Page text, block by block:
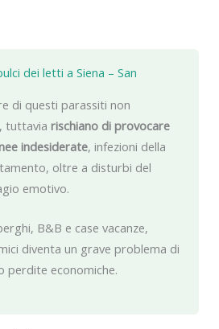
dei letti a Siena – San
di questi parassiti non
tuttavia rischiano di provocare
indesiderate, infezioni della
oltre a disturbi del
emotivo.
B&B e case vacanze,
diventa un grave problema di
perdite economiche.